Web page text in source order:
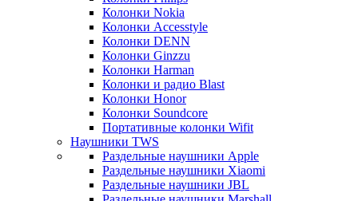
Колонки Nokia
Колонки Accesstyle
Колонки DENN
Колонки Ginzzu
Колонки Harman
Колонки и радио Blast
Колонки Honor
Колонки Soundcore
Портативные колонки Wifit
Наушники TWS
Раздельные наушники Apple
Раздельные наушники Xiaomi
Раздельные наушники JBL